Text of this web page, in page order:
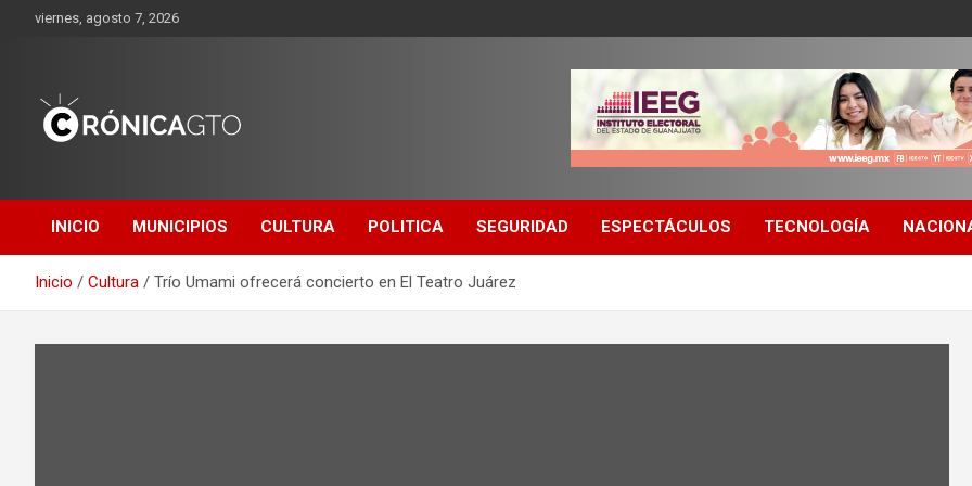
viernes, agosto 7, 2026
GUANAJUATO
INICIO MUNICIPIOS CULTURA POLITICA SEGURIDAD ESPECTÁCULOS TECNOLOGÍA
Inicio Cultura Trío Umami ofrecerá concierto en El Teatro Juárez